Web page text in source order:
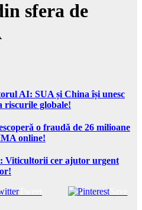
sfera de
AI: SUA și China își unesc
riscurile globale!
o fraudă de 26 milioane
online!
Viticultorii cer ajutor urgent
Tweet Save